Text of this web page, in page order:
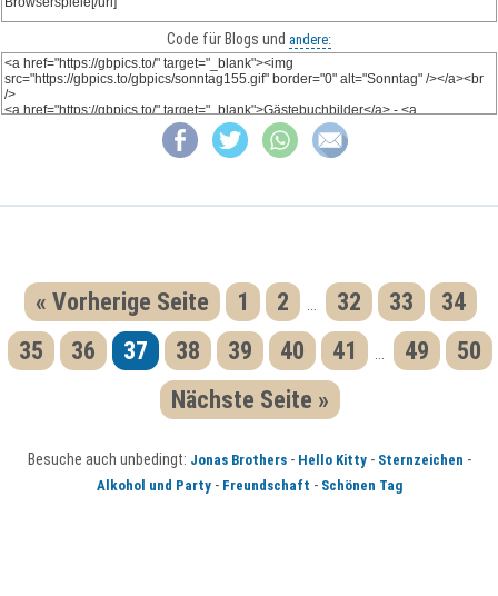
Code für Blogs und andere:
« Vorherige Seite 1 2 32 33
34
35
36 37 38 39 40 41 49
50
Nächste Seite »
Besuche auch unbedingt: Jonas Brothers- Hello Kitty- Sternzeichen -
Alkohol und Party- Freundschaft - Schönen Tag